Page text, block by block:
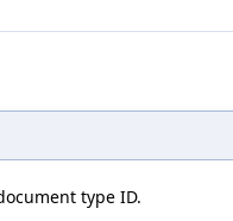
type ID.